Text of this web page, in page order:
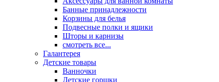
Банные принадлежности
Корзины для белья
Подвесные полки и ящики
Шторы и карнизы
смотреть все...
Галантерея
Детские товары
Ванночки
Детские горшки